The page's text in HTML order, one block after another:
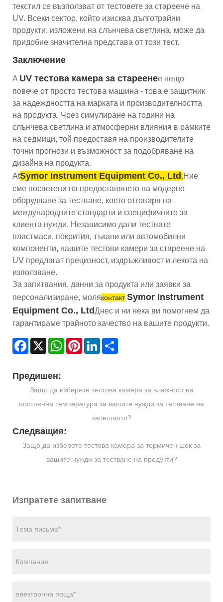
текстил се възползват от тестовете за стареене на
UV. Всеки сектор, който изисква дълготрайни
продукти, изложени на слънчева светлина, може да
придобие значителна представа от този тест.
Заключение
A UV тестова камера за стареенее нещо
повече от просто тестова машина - това е защитник
за надеждността на марката и производителността
на продукта. Чрез симулиране на години на
слънчева светлина и атмосферни влияния в рамките
на седмици, той предоставя на производителите
точни прогнози и възможност за подобряване на
дизайна на продукта.
AtSymor Instrument Equipment Co., Ltd Ние
сме посветени на предоставянето на модерно
оборудване за тестване, което отговаря на
международните стандарти и специфичните за
клиента нужди. Независимо дали тествате
пластмаси, покрития, тъкани или автомобилни
компоненти, нашите тестови камери за стареене на
UV предлагат прецизност, издръжливост и лекота на
използване.
За запитвания, данни за продукта или заявки за
персонализиране, моляконтакт Symor Instrument
Equipment Co., LtdДнес и ни нека ви помогнем да
гарантираме трайното качество на вашите продукти.
Facebook
X WhatsAppPinterestLinkedIn
Предишен:
Защо да изберете тестова камера за влажност на
постоянна температура за вашите нужди за тестване на
качеството?
Следващия:
Защо да изберете тестова камера за термичен шок за
вашите нужди за тестване на продукти?
Изпратете запитване